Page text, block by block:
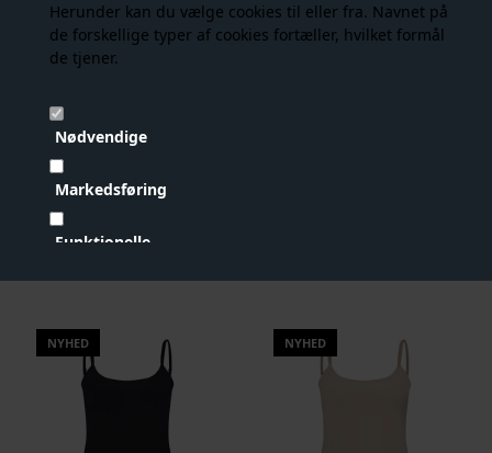
Herunder kan du vælge cookies til eller fra. Navnet på
de forskellige typer af cookies fortæller, hvilket formål
de tjener.
Nødvendige
Markedsføring
Funktionelle
Vis cookie detaljer
NYHED - 40%
NYHED NYHED